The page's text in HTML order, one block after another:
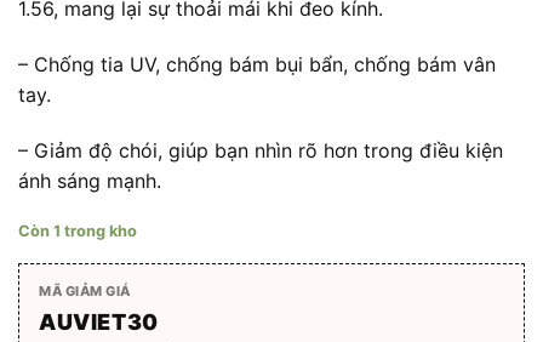
1.56, mang lại sự thoải mái khi đeo kính.
– Chống tia UV, chống bám bụi bẩn, chống bám vân
tay.
– Giảm độ chói, giúp bạn nhìn rõ hơn trong điều kiện
ánh sáng mạnh.
Còn 1 trong kho
MÃ GIẢM GIÁ
AUVIET30